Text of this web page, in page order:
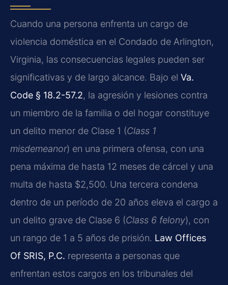
Cuando una persona enfrenta un cargo de
violencia doméstica en el Condado de Arlington,
Virginia, las consecuencias legales pueden ser
significativas y de largo alcance. Bajo el Va.
Code § 18.2-57.2, la agresión y lesiones contra
un miembro de la familia o del hogar constituye
un delito menor de Clase 1 (Class 1
misdemeanor) en una primera ofensa, con una
pena máxima de hasta 12 meses de cárcel y una
multa de hasta $2,500. Una tercera condena
dentro de un período de 20 años eleva el cargo a
un delito grave de Clase 6 (Class 6 felony), con
un rango de 1 a 5 años de prisión. Law Offices
Of SRIS, P.C. representa a personas que
enfrentan estos cargos en los tribunales del